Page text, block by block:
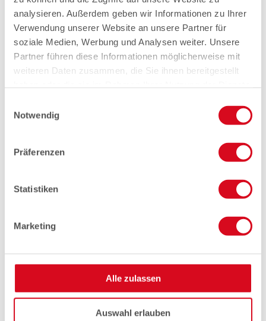
analysieren. Außerdem geben wir Informationen zu Ihrer
Verwendung unserer Website an unsere Partner für
soziale Medien, Werbung und Analysen weiter. Unsere
Partner führen diese Informationen möglicherweise mit
weiteren Daten zusammen, die Sie ihnen bereitgestellt
Notwendig
Präferenzen
Statistiken
Marketing
Alle zulassen
Auswahl erlauben